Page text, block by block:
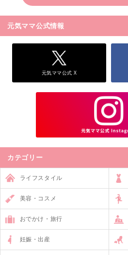
元気ママ公式情報
元気ママ公式 X
カテゴリー
ライフスタイル
美容・コスメ
おでかけ・旅行
妊娠・出産